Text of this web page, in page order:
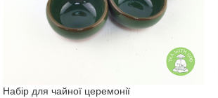
Набір для чайної церемонії